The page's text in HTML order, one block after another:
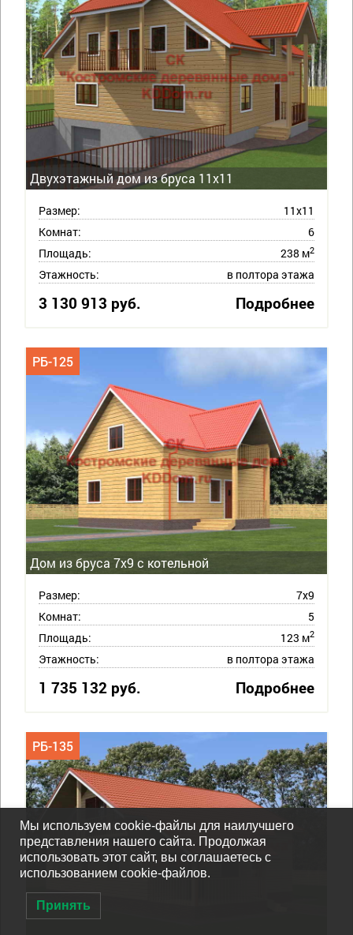
Двухэтажный дом из бруса 11х11
Размер:
11х11
Комнат:
6
Площадь:
238 м2
Этажность: в полтора этажа
3 130 913 руб. Подробнее
Дом из бруса 7х9 с котельной
РБ-125
Размер:
7х9
Комнат:
5
Площадь:
123 м2
Этажность: в полтора этажа
1 735 132 руб. Подробнее
РБ-135
Мы используем cookie-файлы для наилучшего
представления нашего сайта. Продолжая
использовать этот сайт, вы соглашаетесь с
использованием cookie-файлов.
Принять